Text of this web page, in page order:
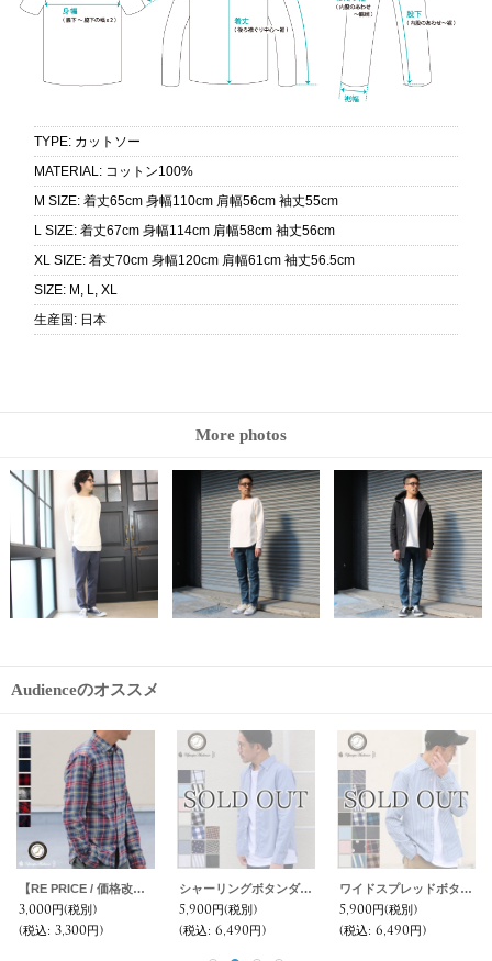
TYPE: カットソー
MATERIAL: コットン100%
M SIZE: 着丈65cm 身幅110cm 肩幅56cm 袖丈55cm
L SIZE: 着丈67cm 身幅114cm 肩幅58cm 袖丈56cm
XL SIZE: 着丈70cm 身幅120cm 肩幅61cm 袖丈56.5cm
SIZE: M, L, XL
生産国 : 日本
More photos
Audienceのオススメ
【RE PRICE / 価格改定】馬布ワイド2タックイージーアンクル【MADE IN JAPAN】『日本製』 / Upscape Audience
5,400円(税別)
(税込: 5,940円)
コットンコーデュロイイージーワイドアンクルパンツ / Audience
9,000円(税別)
(税込: 9,900円)
ワーカーズチノワイドインステップカットパンツ【MADE IN JAPAN】『日本製』【送料無料】/ Upscape Audience
11,800円(税別)
(税込: 12,980円)